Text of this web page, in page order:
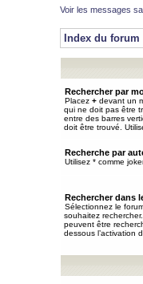
Voir les messages
Index du forum
Rechercher par
Placez + devant un
qui ne doit pas être
entre des barres
doit être trouvé.
Recherche par
Utilisez * comme
Rechercher dans
Sélectionnez le
souhaitez
peuvent être
dessous l’activation